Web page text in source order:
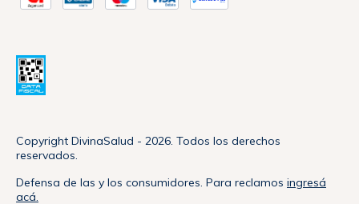
Copyright DivinaSalud - 2026. Todos los derechos
reservados.
Defensa de las y los consumidores. Para reclamos ingresá
acá.